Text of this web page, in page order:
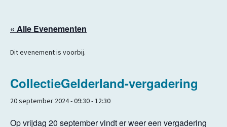
« Alle Evenementen
Dit evenement is voorbij.
CollectieGelderland-vergadering
20 september 2024 - 09:30-12:30
Op vrijdag 20 september vindt er weer een vergadering